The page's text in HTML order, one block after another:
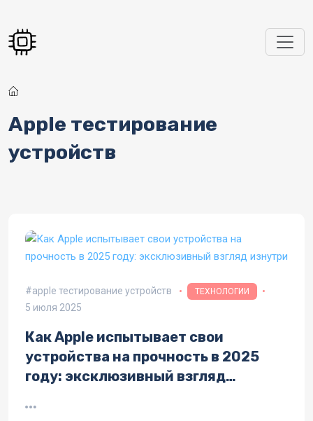
Apple тестирование
устройств
apple тестирование устройств ТЕХНОЛОГИИ
5 июля 2025
Как Apple испытывает свои
устройства на прочность в 2025
году: эксклюзивный взгляд